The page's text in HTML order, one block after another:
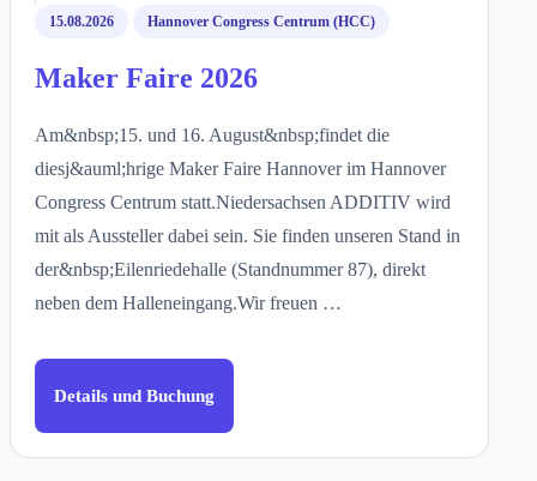
15.08.2026 Hannover Congress Centrum (HCC)
Maker Faire 2026
Am&nbsp;15. und 16. August&nbsp;findet die
diesj&auml;hrige Maker Faire Hannover im Hannover
Congress Centrum statt.Niedersachsen ADDITIV wird
mit als Aussteller dabei sein. Sie finden unseren Stand in
der&nbsp;Eilenriedehalle (Standnummer 87), direkt
neben dem Halleneingang.Wir freuen …
Details und Buchung